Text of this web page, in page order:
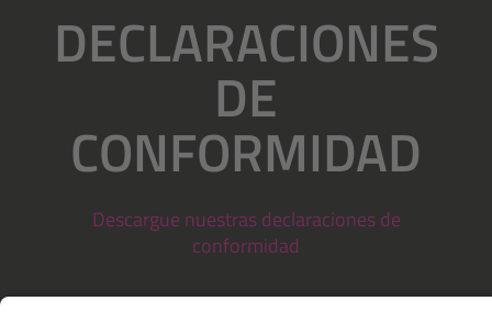
DECLARACIONES
DE
CONFORMIDAD
Descargue nuestras declaraciones de
conformidad